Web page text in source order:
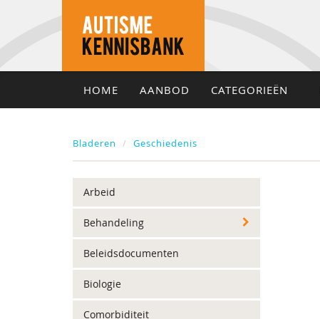
HOME AANBOD CATEGORIEËN
Bladeren Geschiedenis
Arbeid
Behandeling
Beleidsdocumenten
Biologie
Comorbiditeit